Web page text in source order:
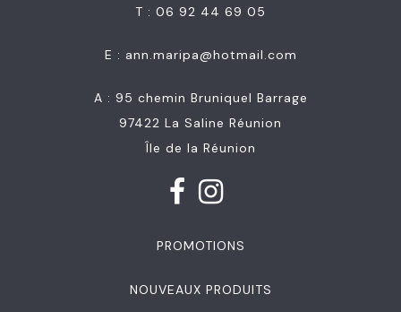
T : 06 92 44 69 05
E : ann.maripa@hotmail.com
A : 95 chemin Bruniquel Barrage
97422 La Saline Réunion
Île de la Réunion
PROMOTIONS
NOUVEAUX PRODUITS